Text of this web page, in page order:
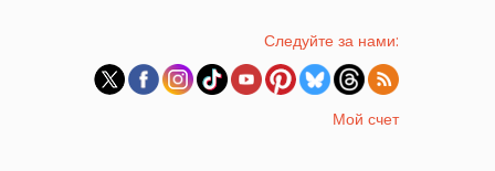
Следуйте за нами:
Мой счет